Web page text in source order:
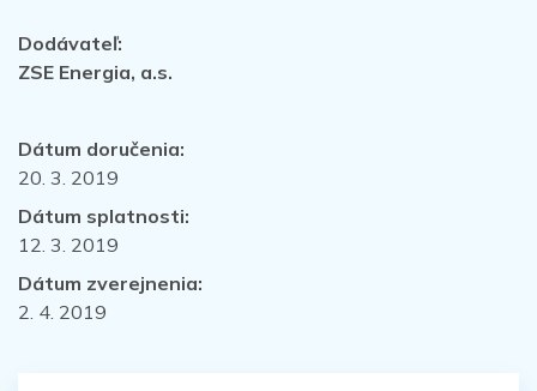
Dodávateľ:
ZSE Energia, a.s.
Dátum doručenia:
20. 3. 2019
Dátum splatnosti:
12. 3. 2019
Dátum zverejnenia:
2. 4. 2019